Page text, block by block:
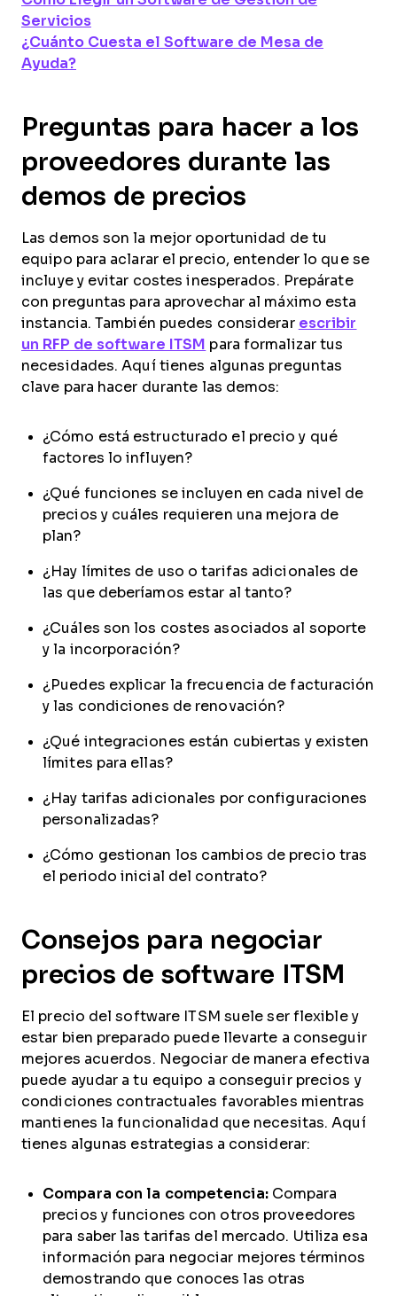
Servicios
¿Cuánto Cuesta el Software de Mesa de
Ayuda?
Preguntas para hacer a los
proveedores durante las
demos de precios
Las demos son la mejor oportunidad de tu
equipo para aclarar el precio, entender lo que se
incluye y evitar costes inesperados. Prepárate
con preguntas para aprovechar al máximo esta
instancia. También puedes considerar escribir
un RFP de software ITSM para formalizar tus
necesidades. Aquí tienes algunas preguntas
clave para hacer durante las demos:
¿Cómo está estructurado el precio y qué
factores lo influyen?
¿Qué funciones se incluyen en cada nivel de
precios y cuáles requieren una mejora de
plan?
¿Hay límites de uso o tarifas adicionales de
las que deberíamos estar al tanto?
¿Cuáles son los costes asociados al soporte
y la incorporación?
¿Puedes explicar la frecuencia de facturación
y las condiciones de renovación?
¿Qué integraciones están cubiertas y existen
límites para ellas?
¿Hay tarifas adicionales por configuraciones
personalizadas?
¿Cómo gestionan los cambios de precio tras
el periodo inicial del contrato?
Consejos para negociar
precios de software ITSM
El precio del software ITSM suele ser flexible y
estar bien preparado puede llevarte a conseguir
mejores acuerdos. Negociar de manera efectiva
puede ayudar a tu equipo a conseguir precios y
condiciones contractuales favorables mientras
mantienes la funcionalidad que necesitas. Aquí
tienes algunas estrategias a considerar:
Compara con la competencia:Compara
precios y funciones con otros proveedores
para saber las tarifas del mercado. Utiliza esa
información para negociar mejores términos
demostrando que conoces las otras